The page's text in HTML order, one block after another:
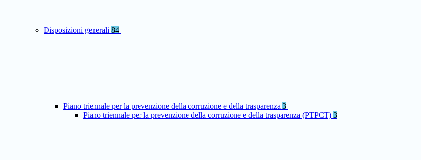
Disposizioni generali 84
Piano triennale per la prevenzione della corruzione e della trasparenza 3
Piano triennale per la prevenzione della corruzione e della trasparenza (PTPCT) 3